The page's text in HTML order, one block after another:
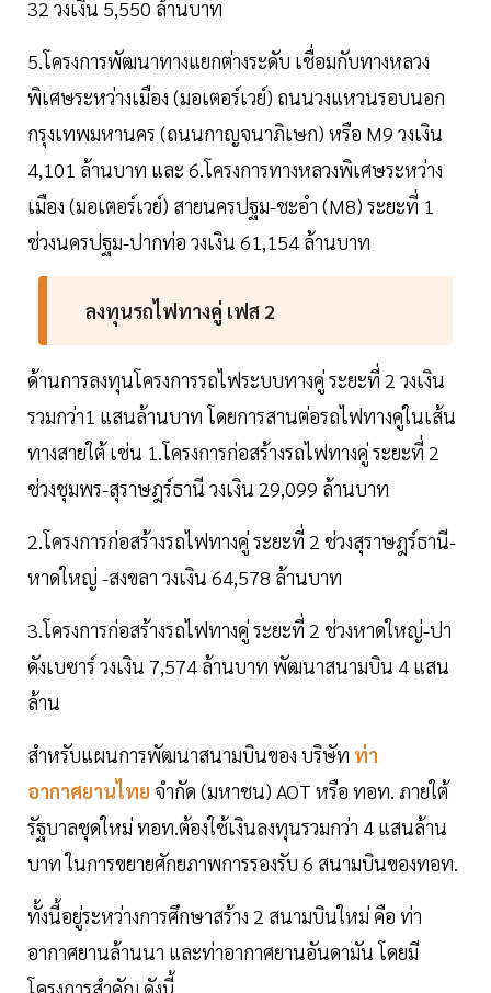
32 วงเงิน 5,550 ล้านบาท
5.โครงการพัฒนาทางแยกต่างระดับ เชื่อมกับทางหลวง
พิเศษระหว่างเมือง (มอเตอร์เวย์) ถนนวงแหวนรอบนอก
กรุงเทพมหานคร (ถนนกาญจนาภิเษก) หรือ M9 วงเงิน
4,101 ล้านบาท และ 6.โครงการทางหลวงพิเศษระหว่าง
เมือง (มอเตอร์เวย์) สายนครปฐม-ชะอำ (M8) ระยะที่ 1
ช่วงนครปฐม-ปากท่อ วงเงิน 61,154 ล้านบาท
ลงทุนรถไฟทางคู่ เฟส 2
ด้านการลงทุนโครงการรถไฟระบบทางคู่ ระยะที่ 2 วงเงิน
รวมกว่า1 แสนล้านบาท โดยการสานต่อรถไฟทางคู่ในเส้น
ทางสายใต้ เช่น 1.โครงการก่อสร้างรถไฟทางคู่ ระยะที่ 2
ช่วงชุมพร-สุราษฎร์ธานี วงเงิน 29,099 ล้านบาท
2.โครงการก่อสร้างรถไฟทางคู่ ระยะที่ 2 ช่วงสุราษฎร์ธานี-
หาดใหญ่ -สงขลา วงเงิน 64,578 ล้านบาท
3.โครงการก่อสร้างรถไฟทางคู่ ระยะที่ 2 ช่วงหาดใหญ่-ปา
ดังเบซาร์ วงเงิน 7,574 ล้านบาท พัฒนาสนามบิน 4 แสน
ล้าน
สำหรับแผนการพัฒนาสนามบินของ บริษัท ท่า
อากาศยานไทย จำกัด (มหาชน) AOT หรือ ทอท. ภายใต้
รัฐบาลชุดใหม่ ทอท.ต้องใช้เงินลงทุนรวมกว่า 4 แสนล้าน
บาท ในการขยายศักยภาพการรองรับ 6 สนามบินของทอท.
ทั้งนี้อยู่ระหว่างการศึกษาสร้าง 2 สนามบินใหม่ คือ ท่า
อากาศยานล้านนา และท่าอากาศยานอันดามัน โดยมี